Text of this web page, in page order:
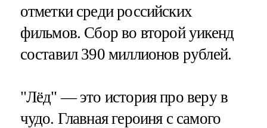
отметки среди российских
фильмов. Сбор во второй уикенд
составил 390 миллионов рублей.
"Лёд" — это история про веру в
чудо. Главная героиня с самого